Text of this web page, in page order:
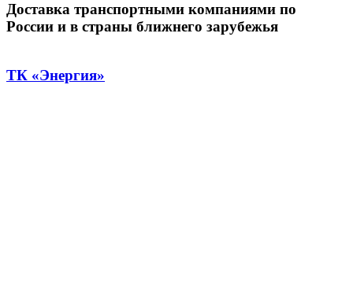
Доставка транспортными компаниями по
России и в страны ближнего зарубежья
ТК «Энергия»